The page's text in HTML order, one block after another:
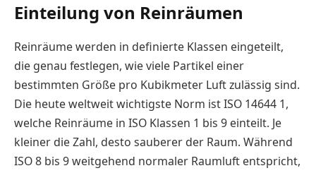
Einteilung von Reinräumen
Reinräume werden in definierte Klassen eingeteilt,
die genau festlegen, wie viele Partikel einer
bestimmten Größe pro Kubikmeter Luft zulässig sind.
Die heute weltweit wichtigste Norm ist ISO 14644 1,
welche Reinräume in ISO Klassen 1 bis 9 einteilt. Je
kleiner die Zahl, desto sauberer der Raum. Während
ISO 8 bis 9 weitgehend normaler Raumluft entspricht,